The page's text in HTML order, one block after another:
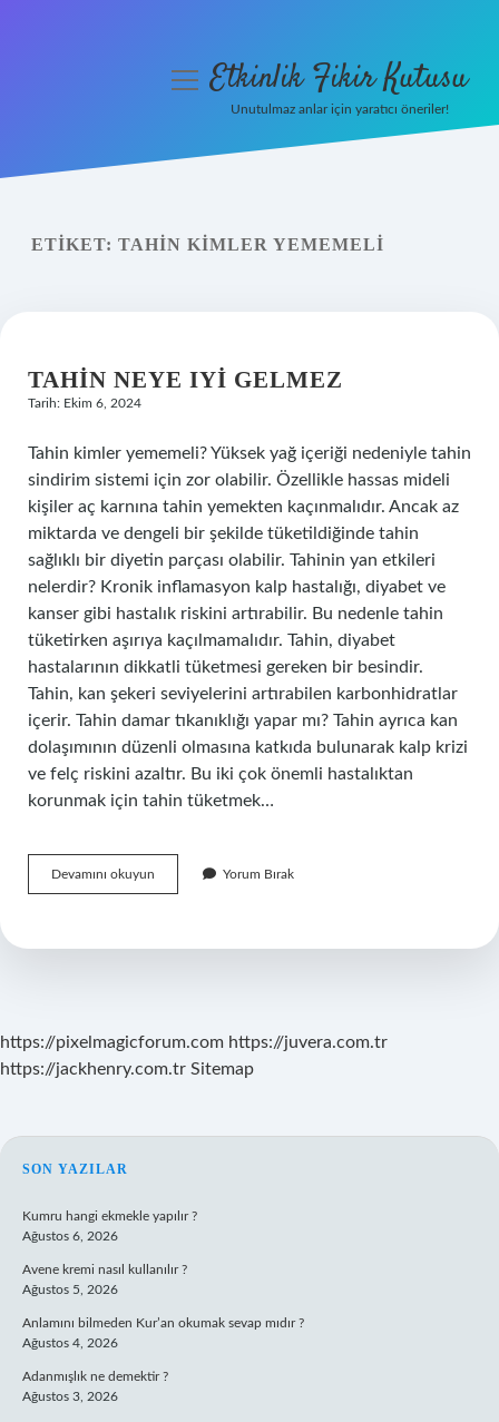
Yasal Uyarı
menüyüEtkinlik Fikir Kutusu
Unutulmaz anlar için yaratıcı öneriler!
ETIKET: TAHIN KIMLER YEMEMELI
TAHIN NEYE IYI GELMEZ
Tarih: Ekim 6, 2024
Tahin kimler yememeli? Yüksek yağ içeriği nedeniyle tahin
sindirim sistemi için zor olabilir. Özellikle hassas mideli
kişiler aç karnına tahin yemekten kaçınmalıdır. Ancak az
miktarda ve dengeli bir şekilde tüketildiğinde tahin
sağlıklı bir diyetin parçası olabilir. Tahinin yan etkileri
nelerdir? Kronik inflamasyon kalp hastalığı, diyabet ve
kanser gibi hastalık riskini artırabilir. Bu nedenle tahin
tüketirken aşırıya kaçılmamalıdır. Tahin, diyabet
hastalarının dikkatli tüketmesi gereken bir besindir.
Tahin, kan şekeri seviyelerini artırabilen karbonhidratlar
içerir. Tahin damar tıkanıklığı yapar mı? Tahin ayrıca kan
dolaşımının düzenli olmasına katkıda bulunarak kalp krizi
ve felç riskini azaltır. Bu iki çok önemli hastalıktan
korunmak için tahin tüketmek…
Devamını okuyun
Neye
Yorum Bırak
https://pixelmagicforum.com https://juvera.com.tr
https://jackhenry.com.tr Sitemap
SIDEBAR
SON YAZILAR
Kumru hangi ekmekle yapılır ?
Ağustos 6, 2026
Avene kremi nasıl kullanılır ?
Ağustos 5, 2026
Anlamını bilmeden Kur’an okumak sevap mıdır ?
Ağustos 4, 2026
Adanmışlık ne demektir ?
Ağustos 3, 2026